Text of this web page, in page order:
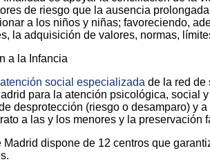
de riesgo que la ausencia
a los niños y niñas; favoreciendo,
la adquisición de valores, normas,
a la Infancia
social especializada de la red de
para la atención psicológica, social
desprotección (riesgo o desamparo) y
a las y los menores y la preservación
Madrid dispone de 12 centros que